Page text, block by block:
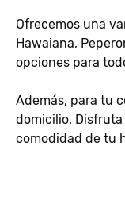
Ofrecemos una
Hawaiana,
opciones para
Además, para tu
domicilio.
comodidad de tu